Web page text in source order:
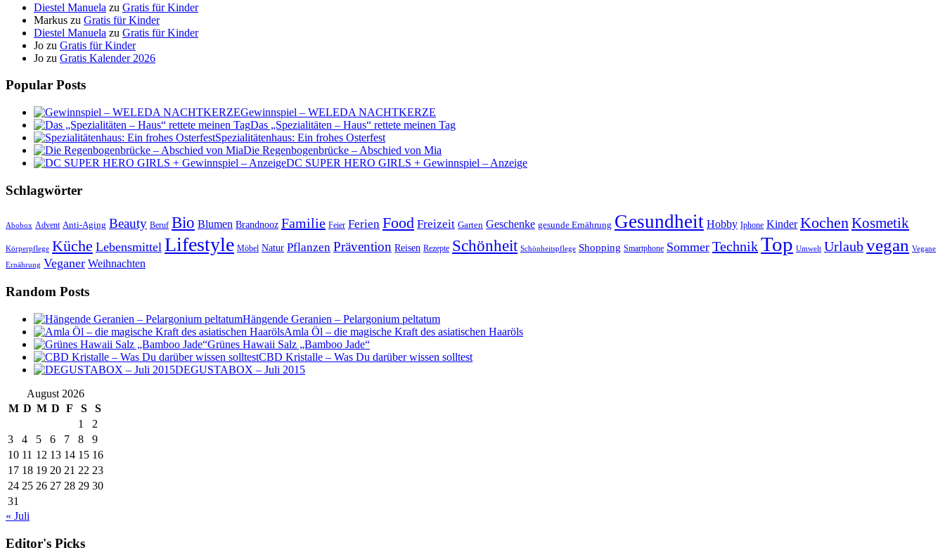
Diestel Manuela zu Gratis für Kinder
Markus zu Gratis für Kinder
Diestel Manuela zu Gratis für Kinder
Jo zu Gratis für Kinder
Jo zu Gratis Kalender 2026
Popular Posts
Gewinnspiel – WELEDA NACHTKERZE
Das „Spezialitäten – Haus“ rettete meinen Tag
Spezialitätenhaus: Ein frohes Osterfest
Die Regenbogenbrücke – Abschied von Mia
DC SUPER HERO GIRLS + Gewinnspiel – Anzeige
Schlagwörter
Abobox Advent Anti-Aging Beauty Beruf Bio Blumen Brandnooz Familie Feier Ferien Food Freizeit Garten Geschenke gesunde Ernährung Gesundheit Hobby Iphone Kinder KochenKosmetik
Körperpflege Küche Lebensmittel Lifestyle Möbel Natur Pflanzen Prävention Reisen Rezepte Schönheit Schönheitspflege Shopping Smartphone Sommer TechnikTop Umwelt Urlaubvegan Vegane
Ernährung Veganer Weihnachten
Random Posts
Hängende Geranien – Pelargonium peltatum
Amla Öl – die magische Kraft des asiatischen Haaröls
Grünes Hawaii Salz „Bamboo Jade“
CBD Kristalle – Was Du darüber wissen solltest
DEGUSTABOX – Juli 2015
August 2026
M D M D F S
S
1
2
3
4 5 6 7 8
9
10 11 12 13 14 15 16
17 18 19 20 21 22 23
24 25 26 27 28 29 30
31
« Juli
Editor's Picks